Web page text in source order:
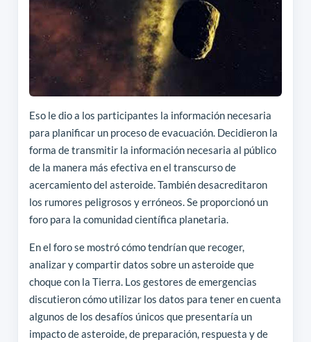
Eso le dio a los participantes la información necesaria
para planificar un proceso de evacuación. Decidieron la
forma de transmitir la información necesaria al público
de la manera más efectiva en el transcurso de
acercamiento del asteroide. También desacreditaron
los rumores peligrosos y erróneos. Se proporcionó un
foro para la comunidad científica planetaria.
En el foro se mostró cómo tendrían que recoger,
analizar y compartir datos sobre un asteroide que
choque con la Tierra. Los gestores de emergencias
discutieron cómo utilizar los datos para tener en cuenta
algunos de los desafíos únicos que presentaría un
impacto de asteroide, de preparación, respuesta y de